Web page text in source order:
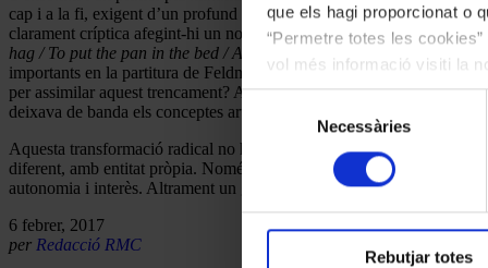
que els hagi proporcionat o
“Permetre totes les
vol més informació visiti la
les cookies en qualsevol
Selecció
consentiment
Necessàries
Rebutjar totes
cap i a la fi, exigent d’un profund coneixement dels materials i de
clarament críptica afegint-hi un nou món visual, les metàfores
hag / To put the pan in the bed / And bring the toddy”,
diu Beckett.
importants en la partitura de Feldman, s’omplien d’impulsos
per assimilar aquest trencament? Aquest nouWords and music
deixava de banda els conceptes artístics que la defineixen.
Aquesta transformació radical no ha de ser necessàriament quelcom
diferent, amb entitat pròpia. Només partint d’una entesa profunda
autonomia i interès. Altrament un gran
“per què?”acabarà
6 febrer, 2017
per Redacció RMC